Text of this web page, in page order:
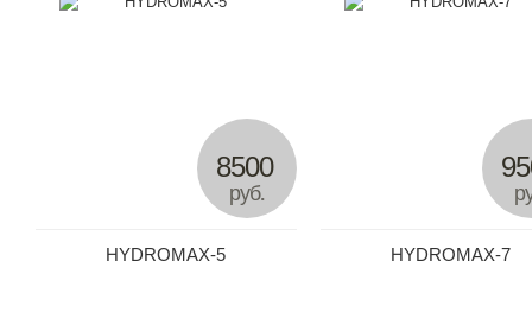
HYDROMAX-5
8500
руб.
HYDROMAX-7